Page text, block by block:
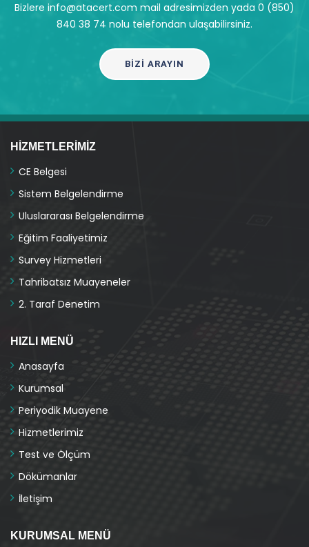
Bizlere info@atacert.com mail adresimizden yada 0 (850)
840 38 74 nolu telefondan ulaşabilirsiniz.
BIZI ARAYIN
HIZMETLERIMIZ
CE Belgesi
Sistem Belgelendirme
Uluslararası Belgelendirme
Eğitim Faaliyetimiz
Survey Hizmetleri
Tahribatsız Muayeneler
2. Taraf Denetim
HIZLI MENÜ
Anasayfa
Kurumsal
Periyodik Muayene
Hizmetlerimiz
Test ve Ölçüm
Dökümanlar
İletişim
KURUMSAL MENÜ